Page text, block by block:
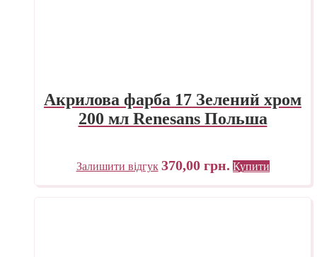
Акрилова фарба 17 Зелений хром
200 мл Renesans Польша
Залишити відгук 370,00 грн. Купити